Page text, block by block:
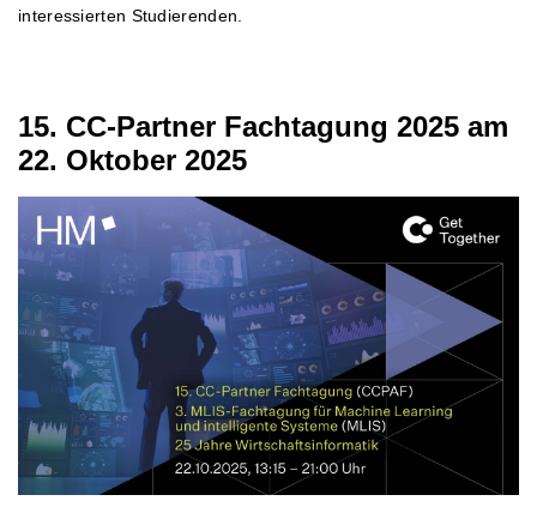
interessierten Studierenden.
15. CC-Partner Fachtagung 2025 am
22. Oktober 2025